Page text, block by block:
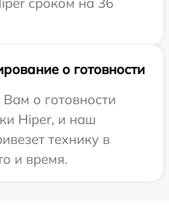
о готовности
о готовности
Hiper, и наш
технику в
и время.